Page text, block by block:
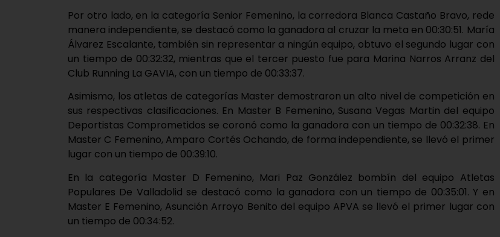
Por otro lado, en la categoría Senior Femenino, la corredora Blanca Castaño Bravo, rede
manera independiente, se destacó como la ganadora al cruzar la meta en 00:30:51. María
Álvarez Escalante, también sin representar a ningún equipo, obtuvo el segundo lugar con
un tiempo de 00:32:32, mientras que el tercer puesto fue para Marina Narros Arranz del
Club Running La GAVIA, con un tiempo de 00:33:37.
Asimismo, los atletas de categorías Master demostraron un alto nivel de competición en
sus respectivas clasificaciones. En Master B Femenino, Susana Vegas Martin del equipo
Deportistas Comprometidos se coronó como la ganadora con un tiempo de 00:32:38. En
Master C Femenino, Amparo Cortés Ochando, de forma independiente, se llevó el primer
lugar con un tiempo de 00:39:10.
En la categoría Master D Femenino, Mari Paz González bombín del equipo Atletas
Populares De Valladolid se destacó como la ganadora con un tiempo de 00:35:01. Y en
Master E Femenino, Asunción Arroyo Benito del equipo APVA se llevó el primer lugar con
un tiempo de 00:34:52.